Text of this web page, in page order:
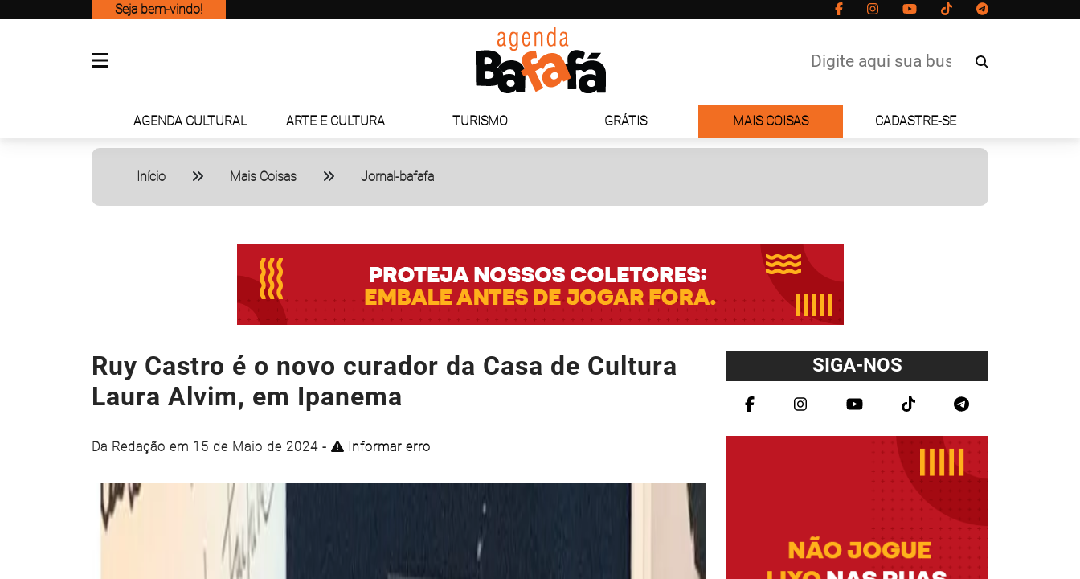
Seja bem-vindo!
AGENDA CULTURAL ARTE E CULTURA TURISMO GRÁTIS MAIS COISAS CADASTRE-SE
Início Mais Coisas Jornal-bafafa
Ruy Castro é o novo curador da Casa de Cultura
Laura Alvim, em Ipanema
Da Redação em 15 de Maio de 2024 - Informar erro
SIGA-NOS